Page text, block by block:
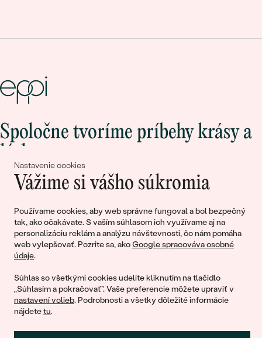
Nastavenie cookies
Vážime si vášho súkromia
Používame cookies, aby web správne fungoval a bol bezpečný
tak, ako očakávate. S vaším súhlasom ich využívame aj na
personalizáciu reklám a analýzu návštevnosti, čo nám pomáha
web vylepšovať. Pozrite sa, akoGoogle spracováva osobné
údaje.
Súhlas so všetkými cookies udelíte kliknutím na tlačidlo
„Súhlasím a pokračovať". Vaše preferencie môžete upraviť v
nastavení volieb. Podrobnosti a všetky dôležité informácie
nájdetetu.
Spoločne tvoríme príbehy krásy a
Pripojte sa k nám!
© 2011 - 2026, Eppi.sk